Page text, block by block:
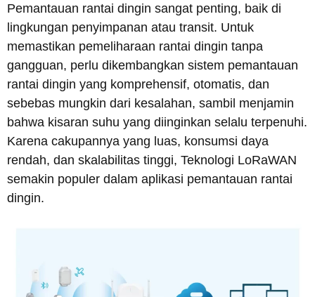
Pemantauan rantai dingin sangat penting, baik di
lingkungan penyimpanan atau transit. Untuk
memastikan pemeliharaan rantai dingin tanpa
gangguan, perlu dikembangkan sistem pemantauan
rantai dingin yang komprehensif, otomatis, dan
sebebas mungkin dari kesalahan, sambil menjamin
bahwa kisaran suhu yang diinginkan selalu terpenuhi.
Karena cakupannya yang luas, konsumsi daya
rendah, dan skalabilitas tinggi, Teknologi LoRaWAN
semakin populer dalam aplikasi pemantauan rantai
dingin.